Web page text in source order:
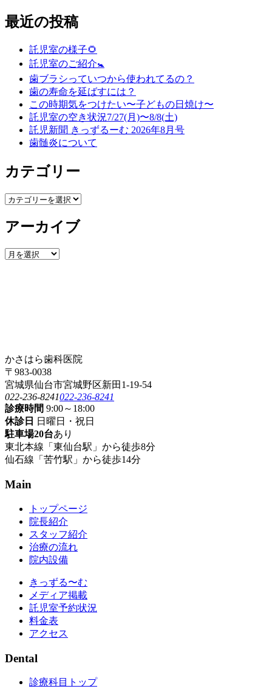
最近の投稿
託児室の様子🌻
託児室のご紹介🚼
歯ブラシっていつから使われてるの？
歯の寿命を延ばすには？
この時期気をつけたい〜子どもの日焼け〜
託児室の空き状況7/27(月)〜8/8(土)
託児新聞 きっずるーむ 2026年8月号
歯髄炎について
カテゴリー
カ
ゴ
ー
アーカイブ
ア
かさはら歯科医院
〒983-0038
宮城県仙台市宮城野区新田1-19-54
022-236-8241022-236-8241
診療時間 9:00～18:00
休診日
日曜日・祝日
駐車場20台あり
東北本線「東仙台駅」から徒歩8分
仙石線「苦竹駅」から徒歩14分
Main
トップページ
院長紹介
スタッフ紹介
治療の流れ
院内設備
きっずる〜む
メディア掲載
託児室予約状況
料金表
アクセス
Dental
診療科目トップ